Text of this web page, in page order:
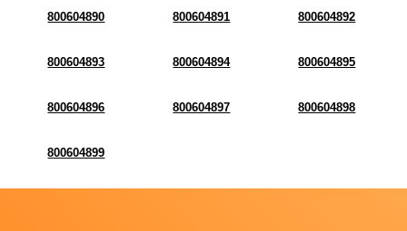
800604890 800604891 800604892
800604893 800604894 800604895
800604896 800604897 800604898
800604899